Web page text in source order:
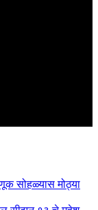
सोहळ्यास मोठ्या